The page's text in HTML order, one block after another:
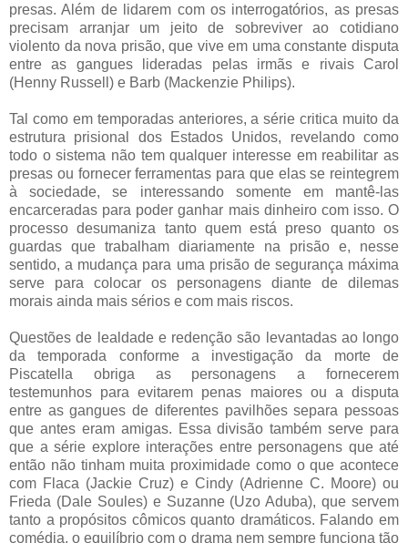
presas. Além de lidarem com os interrogatórios, as presas
precisam arranjar um jeito de sobreviver ao cotidiano
violento da nova prisão, que vive em uma constante disputa
entre as gangues lideradas pelas irmãs e rivais Carol
(Henny Russell) e Barb (Mackenzie Philips).
Tal como em temporadas anteriores, a série critica muito da
estrutura prisional dos Estados Unidos, revelando como
todo o sistema não tem qualquer interesse em reabilitar as
presas ou fornecer ferramentas para que elas se reintegrem
à sociedade, se interessando somente em mantê-las
encarceradas para poder ganhar mais dinheiro com isso. O
processo desumaniza tanto quem está preso quanto os
guardas que trabalham diariamente na prisão e, nesse
sentido, a mudança para uma prisão de segurança máxima
serve para colocar os personagens diante de dilemas
morais ainda mais sérios e com mais riscos.
Questões de lealdade e redenção são levantadas ao longo
da temporada conforme a investigação da morte de
Piscatella obriga as personagens a fornecerem
testemunhos para evitarem penas maiores ou a disputa
entre as gangues de diferentes pavilhões separa pessoas
que antes eram amigas. Essa divisão também serve para
que a série explore interações entre personagens que até
então não tinham muita proximidade como o que acontece
com Flaca (Jackie Cruz) e Cindy (Adrienne C. Moore) ou
Frieda (Dale Soules) e Suzanne (Uzo Aduba), que servem
tanto a propósitos cômicos quanto dramáticos. Falando em
comédia, o equilíbrio com o drama nem sempre funciona tão